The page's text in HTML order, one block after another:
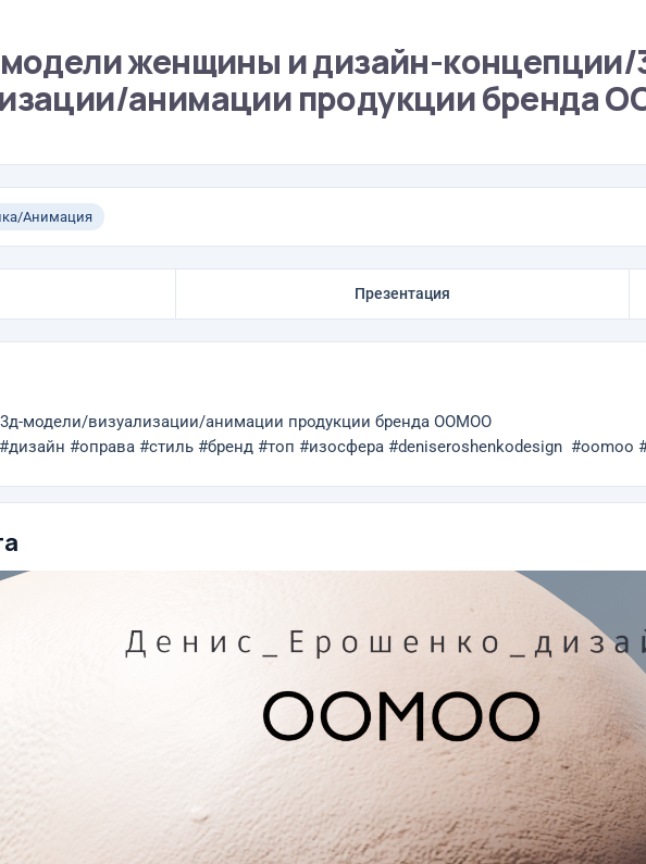
женщины и дизайн-
анимации продукции бренда
Анимация
Презентация
модели/визуализации/анимации продукции бренда OOMOO
#оправа #стиль #бренд #топ #изосфера #deniseroshenkodesign #oomoo